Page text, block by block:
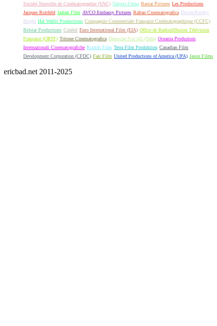
Société Nouvelle de Cinématographie (SNC) Valoria Films Rastar Pictures Les Productions
Jacques Roitfeld Jadran Film AVCO Embassy Pictures Rafran Cinematografica Devon/Persky-
Bright Hal Wallis Productions Compagnie Commerciale Française Cinématographique (CCFC)
Belstar Productions Cinétel Euro International Film (EIA) Office de Radiodiffusion Télévision
Française (ORTF) Tritone Cinematografica Deutsche Fox AG (Defa) Oceania Produzioni
Internazionali Cinematografiche Rizzoli Film Terra Film Produktion Canadian Film
Development Corporation (CFDC) Fair Film United Productions of America (UPA) Jason Films
ericbad.net 2011-2025